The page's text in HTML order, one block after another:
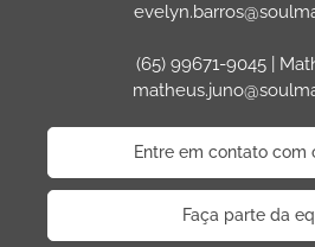
(65) 99671-9045 |
Entre em contato com
Faça parte da